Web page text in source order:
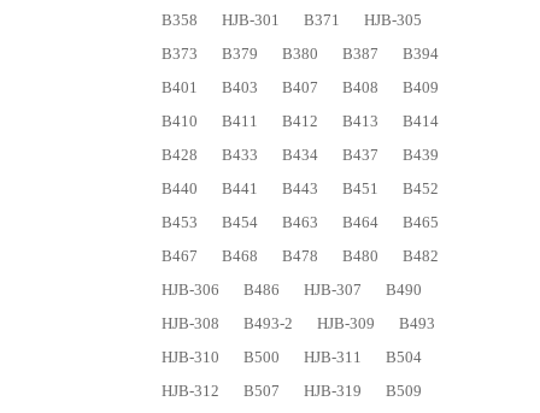
B358
HJB-301 B371
HJB-305
B373
B379 B380 B387
B394
B401
B403 B407 B408
B409
B410
B411 B412 B413
B414
B428
B433 B434 B437
B439
B440
B441 B443 B451
B452
B453
B454 B463 B464
B465
B467
B468 B478 B480
B482
HJB-306
B486 HJB-307
B490
HJB-308
B493-2 HJB-309
B493
HJB-310
B500 HJB-311
B504
HJB-312
B507 HJB-319 B509